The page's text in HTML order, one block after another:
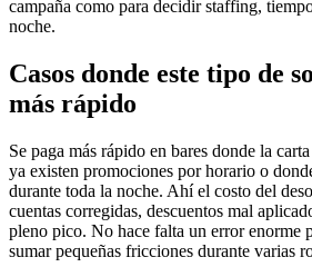
campaña como para decidir staffing,
noche.
Casos donde este tipo de
más rápido
Se paga más rápido en bares donde la
ya existen promociones por horario o
durante toda la noche. Ahí el costo del
cuentas corregidas, descuentos mal
pleno pico. No hace falta un error enorme
sumar pequeñas fricciones durante varias